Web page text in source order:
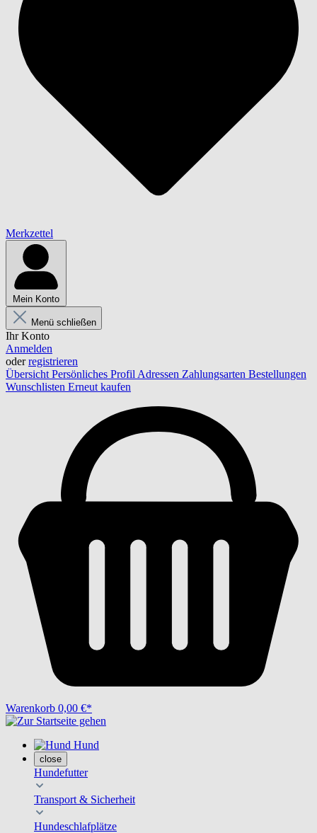
Merkzettel
Mein Konto
Menü schließen
Ihr Konto
Anmelden
oderregistrieren
Übersicht Persönliches Profil Adressen Zahlungsarten Bestellungen
Wunschlisten Erneut kaufen
Warenkorb 0,00 €*
Hund
close
Hundefutter
Transport & Sicherheit
Hundeschlafplätze